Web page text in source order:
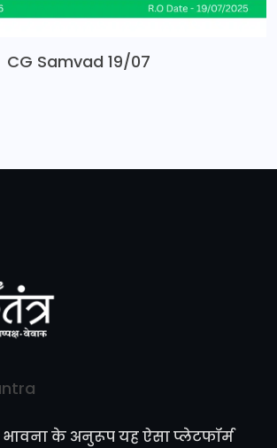
CG Samvad 19/07
के अनुरूप यह ऐसा प्लेटफॉर्म